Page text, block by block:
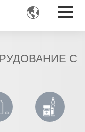

С